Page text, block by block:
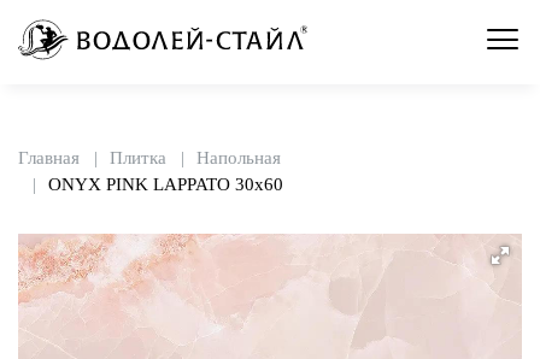
Главная Плитка
Напольная
ONYX PINK LAPPATO 30x60